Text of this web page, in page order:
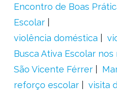
Encontro de Boas
Escolar
violência doméstica
Busca Ativa Escolar nos
São Vicente Férrer
reforço escolar
visita